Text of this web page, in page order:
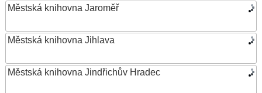
Městská knihovna Jaroměř
Městská knihovna Jihlava
Městská knihovna Jindřichův Hradec